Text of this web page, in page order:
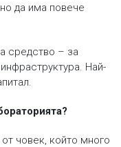
да има повече
средство – за
Най-
човек, който много